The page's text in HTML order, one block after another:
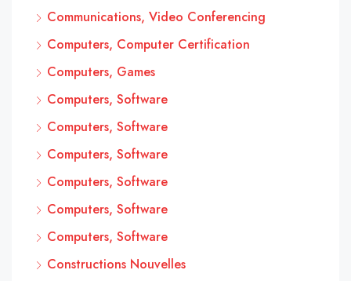
Communications, Video Conferencing
Computers, Computer Certification
Computers, Games
Computers, Software
Computers, Software
Computers, Software
Computers, Software
Computers, Software
Computers, Software
Constructions Nouvelles